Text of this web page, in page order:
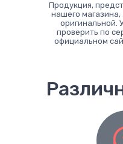
Продукция,
нашего магазина,
оригинальной.
проверить по
официальном